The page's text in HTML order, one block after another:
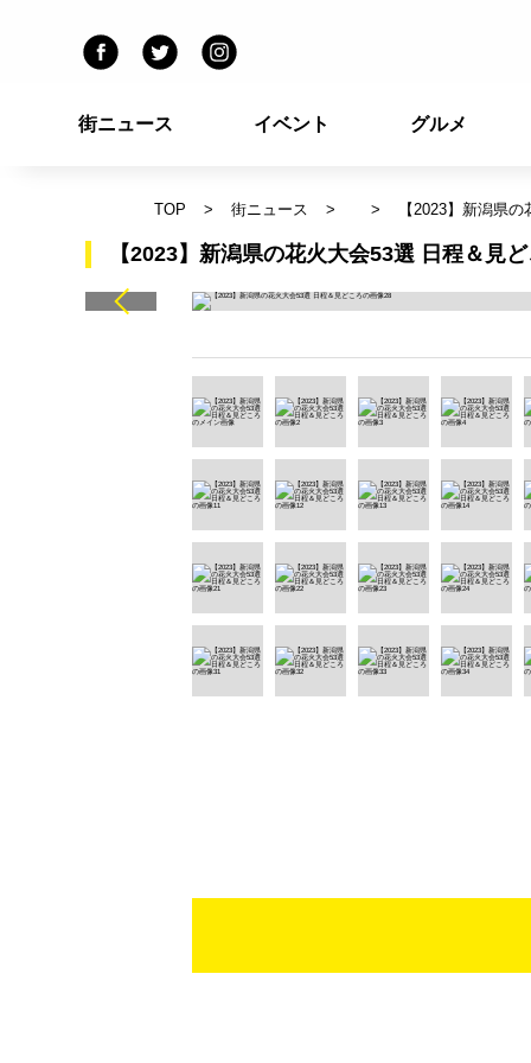
街ニュース イベント グルメ
TOP 街ニュース 【2023】新潟県
【2023】新潟県の花火大会53選 日程＆見